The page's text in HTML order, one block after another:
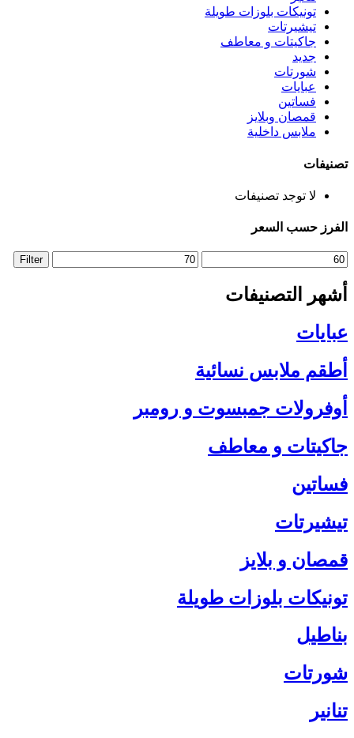
تونيكات بلوزات طويلة
تيشيرتات
جاكيتات و معاطف
جديد
شورتات
عبايات
فساتين
قمصان وبلايز
ملابس داخلية
تصنيفات
لا توجد تصنيفات
الفرز حسب السعر
Min
price
Max
price
Filter
أشهر التصنيفات
عبايات
أطقم ملابس نسائية
أوفرولات جمبسوت و رومبر
جاكيتات و معاطف
فساتين
تيشيرتات
قمصان و بلايز
تونيكات بلوزات طويلة
بناطيل
شورتات
تنانير